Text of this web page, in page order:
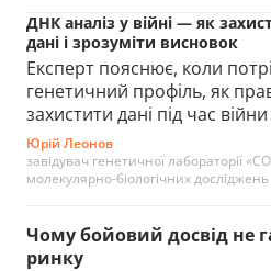
ДНК аналіз у війні — як
дані і зрозуміти висновок
Експерт пояснює, коли
генетичний профіль, як
захистити дані під час
Юрій Леонов
завідувач генетичної лабораторії
молекулярно-біологічних
Чому бойовий досвід не
ринку